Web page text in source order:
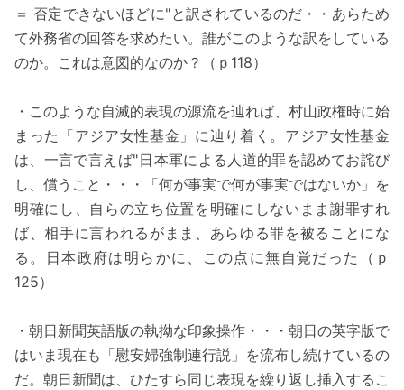
＝ 否定できないほどに"と訳されているのだ・・あらため
て外務省の回答を求めたい。誰がこのような訳をしている
のか。これは意図的なのか？（ｐ118）
・このような自滅的表現の源流を辿れば、村山政権時に始
まった「アジア女性基金」に辿り着く。アジア女性基金
は、一言で言えば"日本軍による人道的罪を認めてお詫び
し、償うこと・・・「何が事実で何が事実ではないか」を
明確にし、自らの立ち位置を明確にしないまま謝罪すれ
ば、相手に言われるがまま、あらゆる罪を被ることにな
る。日本政府は明らかに、この点に無自覚だった（ｐ
125）
・朝日新聞英語版の執拗な印象操作・・・朝日の英字版で
はいま現在も「慰安婦強制連行説」を流布し続けているの
だ。朝日新聞は、ひたすら同じ表現を繰り返し挿入するこ